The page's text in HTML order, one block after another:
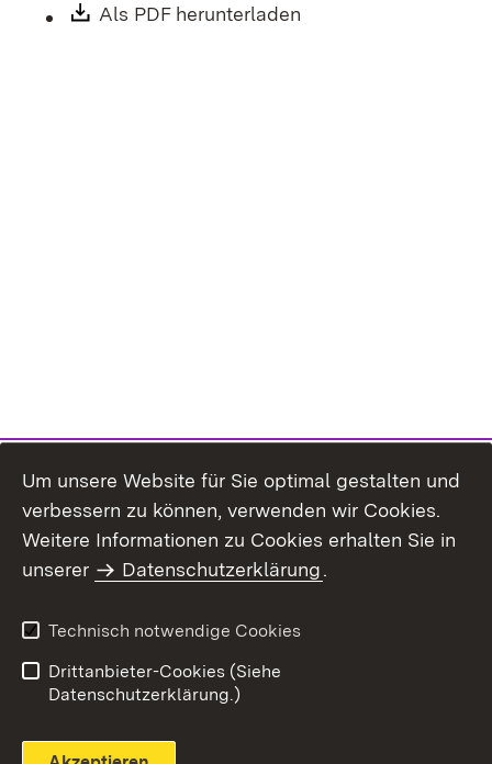
Download:
Als PDF herunterladen
Themenübersicht
Um unsere Website für Sie optimal gestalten und
verbessern zu können, verwenden wir Cookies.
Weitere Informationen zu Cookies erhalten Sie in
unserer
Datenschutzerklärung.
Technisch notwendige Cookies
Drittanbieter-Cookies (Siehe
Datenschutzerklärung.)